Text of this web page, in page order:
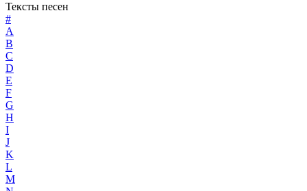
Тексты песен
#
A
B
C
D
E
F
G
H
I
J
K
L
M